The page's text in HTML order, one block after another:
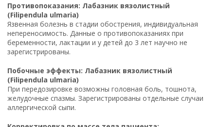
Противопоказания: Лабазник вязолистный
(Filipendula ulmaria)
Язвенная болезнь в стадии обострения, индивидуальная
непереносимость. Данные о противопоказаниях при
беременности, лактации и у детей до 3 лет научно не
зарегистрированы.
Побочные эффекты: Лабазник вязолистный
(Filipendula ulmaria)
При передозировке возможны головная боль, тошнота,
желудочные спазмы. Зарегистрированы отдельные случаи
аллергической сыпи.